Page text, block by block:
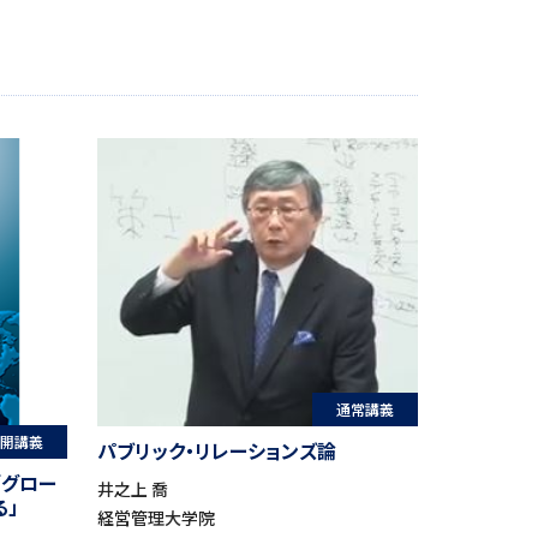
講義
ロー
通常講義
パブリック・リレーションズ論
井之上 喬
経営管理大学院